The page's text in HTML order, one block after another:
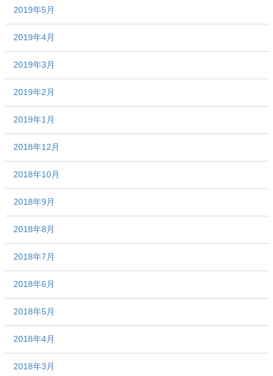
2019年5月
2019年4月
2019年3月
2019年2月
2019年1月
2018年12月
2018年10月
2018年9月
2018年8月
2018年7月
2018年6月
2018年5月
2018年4月
2018年3月